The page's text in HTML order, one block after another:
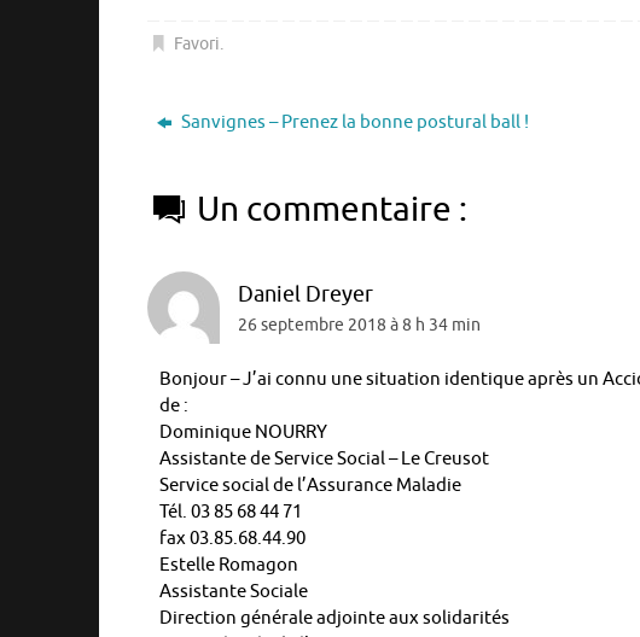
Favori.
Sanvignes – Prenez la bonne postural ball !
Un commentaire :
Daniel Dreyer
26 septembre 2018 à 8 h 34 min
Bonjour – J’ai connu une situation identique après un
de :
Dominique NOURRY
Assistante de Service Social – Le Creusot
Service social de l’Assurance Maladie
Tél. 03 85 68 44 71
fax 03.85.68.44.90
Estelle Romagon
Assistante Sociale
Direction générale adjointe aux solidarités